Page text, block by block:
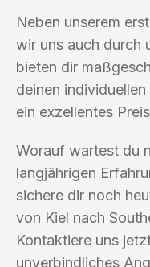
Neben unserem
wir uns auch durch
bieten dir
deinen
ein exzellentes
Worauf wartest du
langjährigen
sichere dir noch
von Kiel nach
Kontaktiere uns
unverbindliches